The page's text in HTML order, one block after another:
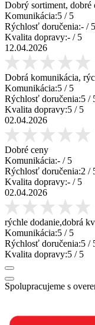
Dobrý sortiment, dobré
Komunikácia:5 / 5
Rýchlosť doručenia:- / 5
Kvalita dopravy:- / 5
12.04.2026
Dobrá komunikácia,
Komunikácia:5 / 5
Rýchlosť doručenia:5 /
Kvalita dopravy:5 / 5
02.04.2026
Dobré ceny
Komunikácia:- / 5
Rýchlosť doručenia:2 /
Kvalita dopravy:- / 5
02.04.2026
rýchle dodanie,dobrá
Komunikácia:5 / 5
Rýchlosť doručenia:5 /
Kvalita dopravy:5 / 5
Spolupracujeme s